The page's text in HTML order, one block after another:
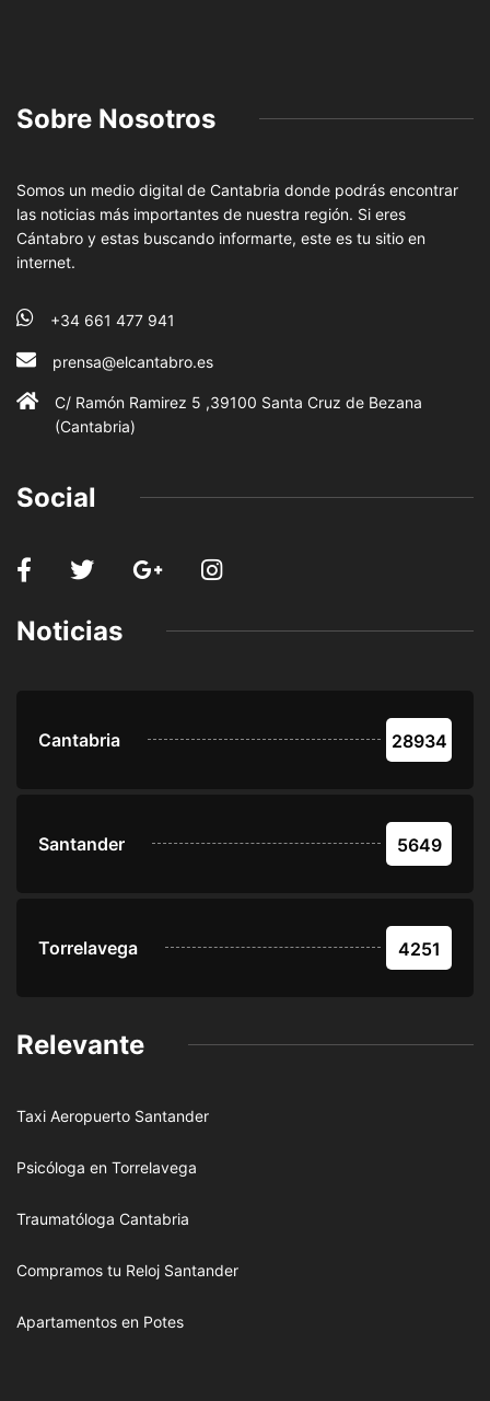
Sobre Nosotros
Somos un medio digital de Cantabria donde podrás encontrar
las noticias más importantes de nuestra región. Si eres
Cántabro y estas buscando informarte, este es tu sitio en
internet.
+34 661 477 941
prensa@elcantabro.es
C/ Ramón Ramirez 5 ,39100 Santa Cruz de Bezana
(Cantabria)
Social
Noticias
Cantabria 28934
Santander 5649
Torrelavega 4251
Relevante
Taxi Aeropuerto Santander
Psicóloga en Torrelavega
Traumatóloga Cantabria
Compramos tu Reloj Santander
Apartamentos en Potes